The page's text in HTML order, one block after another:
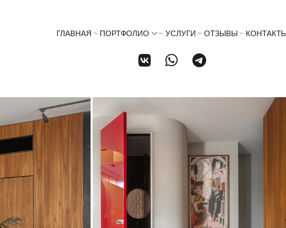
ГЛАВНАЯ ПОРТФОЛИО УСЛУГИ ОТЗЫВЫ